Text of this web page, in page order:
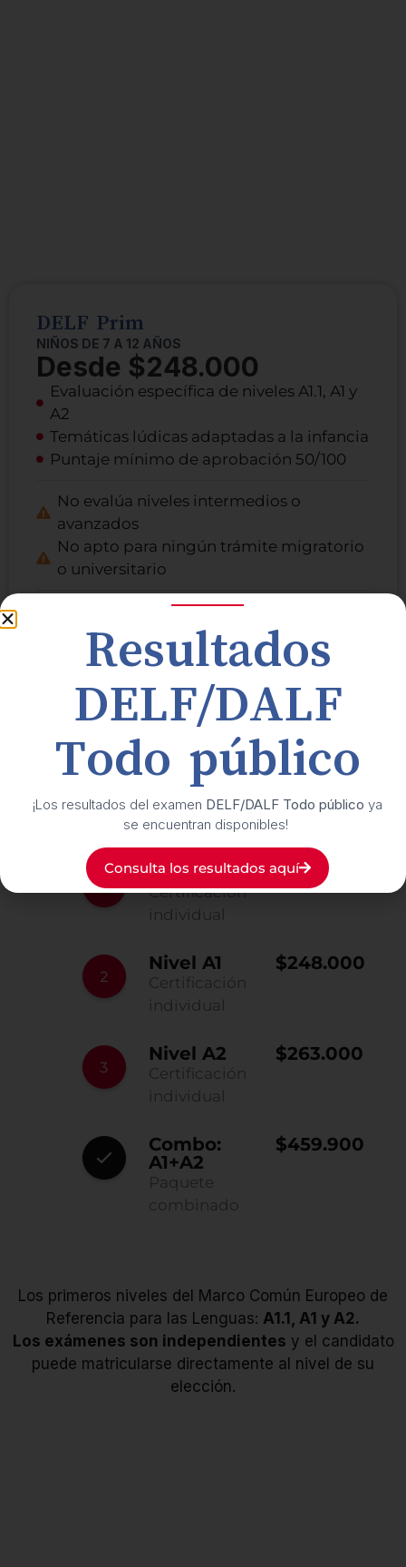
DELF Prim
NIÑOS DE 7 A 12 AÑOS
Desde $248.000
Evaluación específica de niveles A1.1, A1 y
A2
Temáticas lúdicas adaptadas a la infancia
Puntaje mínimo de aprobación 50/100
No evalúa niveles intermedios o
avanzados
No apto para ningún trámite migratorio
o universitario
Tarifas por nivel 2026
DELF Prim
Nivel A1.1
Certificación
individual
$248.000
Nivel A1
Certificación
individual
$248.000
Nivel A2
Certificación
individual
$263.000
Combo:
A1+A2
Paquete
combinado
$459.900
Los primeros niveles del Marco Común Europeo de
Referencia para las Lenguas: A1.1, A1 y A2.
Los exámenes son independientes y el candidato
puede matricularse directamente al nivel de su
elección.
El nivel A1.1 es el nivel
horas de aprendizaje y se
evalúa únicamente en la
versión Prim.
conocimientos iniciales.
capaz de llevar a cabo
conversaciones sencillas:
puede hablar de sí
mismo y de su entorno
inmediato.
Resultados
DELF/DALF
Todo público
¡Los resultados del examen DELF/DALF Todo público ya
se encuentran disponibles!
Consulta los resultados aquí